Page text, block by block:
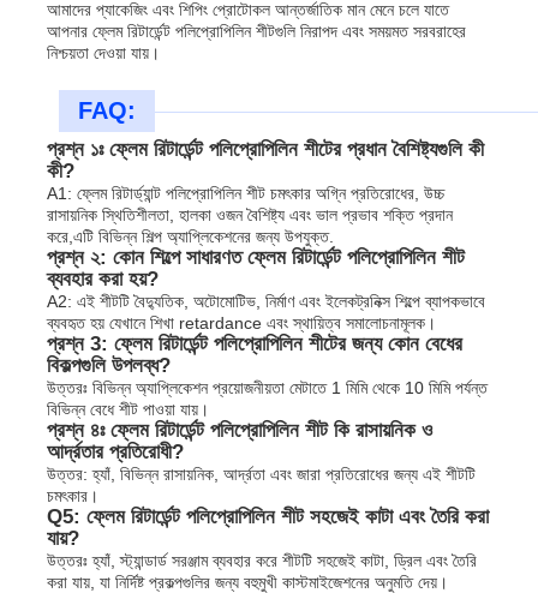
আমাদের প্যাকেজিং এবং শিপিং প্রোটোকল আন্তর্জাতিক মান মেনে চলে যাতে
আপনার ফ্লেম রিটার্ডেন্ট পলিপ্রোপিলিন শীটগুলি নিরাপদ এবং সময়মত সরবরাহের
নিশ্চয়তা দেওয়া যায়।
FAQ:
প্রশ্ন ১ঃ ফ্লেম রিটার্ডেন্ট পলিপ্রোপিলিন শীটের প্রধান বৈশিষ্ট্যগুলি কী
কী?
A1: ফ্লেম রিটার্ড্যান্ট পলিপ্রোপিলিন শীট চমৎকার অগ্নি প্রতিরোধের, উচ্চ
রাসায়নিক স্থিতিশীলতা, হালকা ওজন বৈশিষ্ট্য এবং ভাল প্রভাব শক্তি প্রদান
করে,এটি বিভিন্ন শিল্প অ্যাপ্লিকেশনের জন্য উপযুক্ত.
প্রশ্ন ২: কোন শিল্পে সাধারণত ফ্লেম রিটার্ডেন্ট পলিপ্রোপিলিন শীট
ব্যবহার করা হয়?
A2: এই শীটটি বৈদ্যুতিক, অটোমোটিভ, নির্মাণ এবং ইলেকট্রনিক্স শিল্পে ব্যাপকভাবে
ব্যবহৃত হয় যেখানে শিখা retardance এবং স্থায়িত্ব সমালোচনামূলক।
প্রশ্ন 3: ফ্লেম রিটার্ডেন্ট পলিপ্রোপিলিন শীটের জন্য কোন বেধের
বিকল্পগুলি উপলব্ধ?
উত্তরঃ বিভিন্ন অ্যাপ্লিকেশন প্রয়োজনীয়তা মেটাতে 1 মিমি থেকে 10 মিমি পর্যন্ত
বিভিন্ন বেধে শীট পাওয়া যায়।
প্রশ্ন ৪ঃ ফ্লেম রিটার্ডেন্ট পলিপ্রোপিলিন শীট কি রাসায়নিক ও
আর্দ্রতার প্রতিরোধী?
উত্তর: হ্যাঁ, বিভিন্ন রাসায়নিক, আর্দ্রতা এবং জারা প্রতিরোধের জন্য এই শীটটি
চমৎকার।
Q5: ফ্লেম রিটার্ডেন্ট পলিপ্রোপিলিন শীট সহজেই কাটা এবং তৈরি করা
যায়?
উত্তরঃ হ্যাঁ, স্ট্যান্ডার্ড সরঞ্জাম ব্যবহার করে শীটটি সহজেই কাটা, ড্রিল এবং তৈরি
করা যায়, যা নির্দিষ্ট প্রকল্পগুলির জন্য বহুমুখী কাস্টমাইজেশনের অনুমতি দেয়।